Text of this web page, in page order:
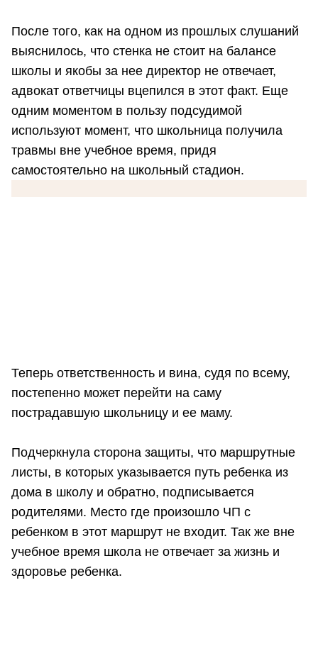
После того, как на одном из прошлых слушаний
выяснилось, что стенка не стоит на балансе
школы и якобы за нее директор не отвечает,
адвокат ответчицы вцепился в этот факт. Еще
одним моментом в пользу подсудимой
используют момент, что школьница получила
травмы вне учебное время, придя
самостоятельно на школьный стадион.
Теперь ответственность и вина, судя по всему,
постепенно может перейти на саму
пострадавшую школьницу и ее маму.
Подчеркнула сторона защиты, что маршрутные
листы, в которых указывается путь ребенка из
дома в школу и обратно, подписывается
родителями. Место где произошло ЧП с
ребенком в этот маршрут не входит. Так же вне
учебное время школа не отвечает за жизнь и
здоровье ребенка.